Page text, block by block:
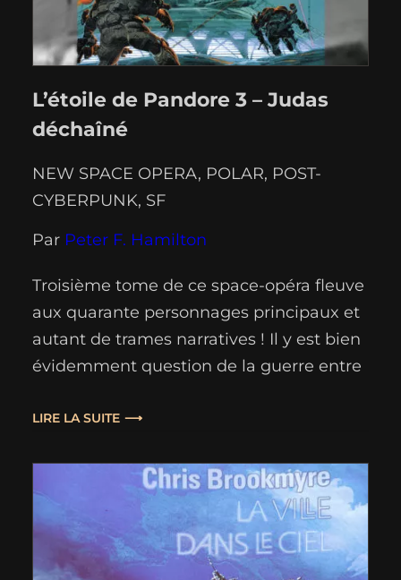
L’étoile de Pandore 3 – Judas
déchaîné
NEW SPACE OPERA, POLAR, POST-
CYBERPUNK, SF
Par Peter F. Hamilton
Troisième tome de ce space-opéra fleuve
aux quarante personnages principaux et
autant de trames narratives ! Il y est bien
évidemment question de la guerre entre
préparatifs de la riposte du
de l'enquête de Paula Myo, la détective
ultime(*), pourtant mise en…
LIRE LA SUITE